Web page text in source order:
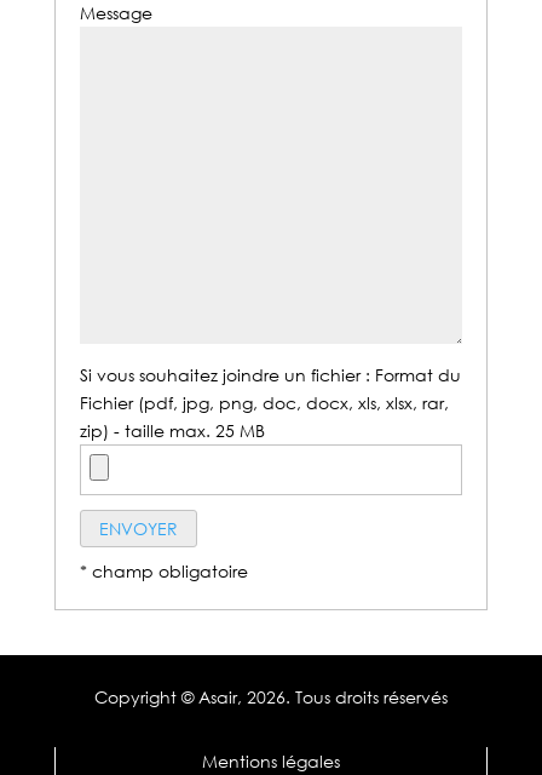
Message
Si vous souhaitez joindre un fichier : Format du
Fichier (pdf, jpg, png, doc, docx, xls, xlsx, rar,
zip) - taille max. 25 MB
* champ obligatoire
Copyright © Asair, 2026. Tous droits réservés
Mentions légales